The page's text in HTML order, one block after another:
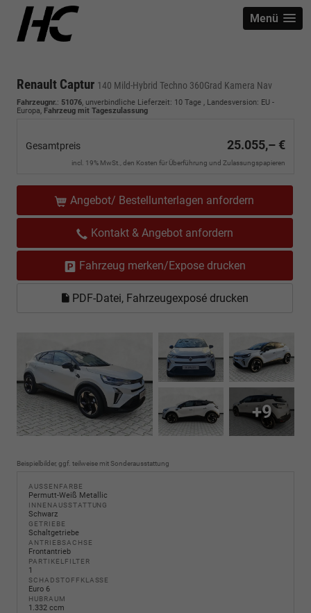
Menü
Renault Captur 140 Mild-Hybrid Techno 360Grad Kamera Nav
Fahrzeugnr.: 51076, unverbindliche Lieferzeit: 10 Tage , Landesversion: EU -
Europa, Fahrzeug mit Tageszulassung
Gesamtpreis 25.055,– €
incl. 19% MwSt., den Kosten für Überführung und Zulassungspapieren
Angebot/ Bestellunterlagen anfordern
Kontakt & Angebot anfordern
Fahrzeug merken/Expose drucken
PDF-Datei, Fahrzeugexposé drucken
+9
Beispielbilder, ggf. teilweise mit Sonderausstattung
AUSSENFARBE
Permutt-Weiß Metallic
INNENAUSSTATTUNG
Schwarz
GETRIEBE
Schaltgetriebe
ANTRIEBSACHSE
Frontantrieb
PARTIKELFILTER
1
SCHADSTOFFKLASSE
Euro 6
HUBRAUM
1.332 ccm